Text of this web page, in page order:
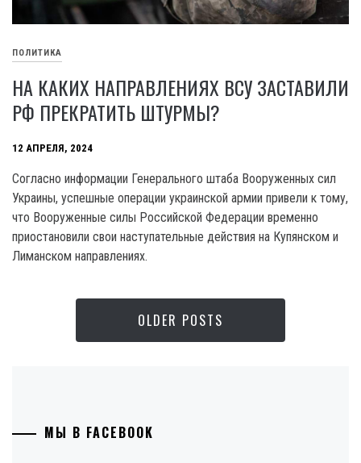
ПОЛИТИКА
НА КАКИХ НАПРАВЛЕНИЯХ ВСУ ЗАСТАВИЛИ
РФ ПРЕКРАТИТЬ ШТУРМЫ?
12 АПРЕЛЯ, 2024
Согласно информации Генерального штаба Вооруженных сил
Украины, успешные операции украинской армии привели к тому,
что Вооруженные силы Российской Федерации временно
приостановили свои наступательные действия на Купянском и
Лиманском направлениях.
OLDER POSTS
МЫ В FACEBOOK